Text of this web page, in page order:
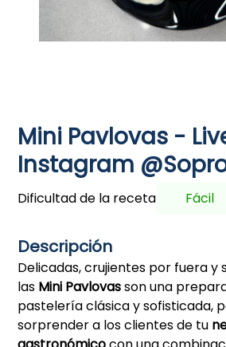
Mini Pavlovas -
Instagram
Dificultad de la receta Fácil
Descripción
Delicadas, crujientes por fuera y
las Mini Pavlovasson una
pastelería clásica y sofisticada,
sorprender a los clientes de tu